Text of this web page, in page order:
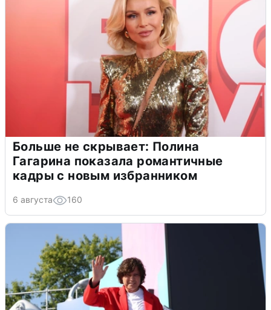
Больше не скрывает: Полина
Гагарина показала романтичные
кадры с новым избранником
6 августа 160